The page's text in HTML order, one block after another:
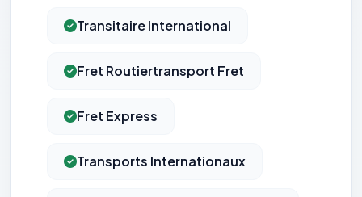
Transitaire International
Fret Routiertransport Fret
Fret Express
Transports Internationaux